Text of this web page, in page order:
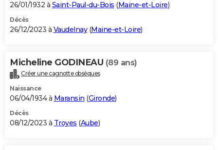
26/01/1932 à Saint-Paul-du-Bois (Maine-et-Loire)
Décès
26/12/2023 à Vaudelnay(Maine-et-Loire)
Micheline GODINEAU (89 ans)
Créer une cagnotte obsèques
Naissance
06/04/1934 à Maransin (Gironde)
Décès
08/12/2023 à Troyes (Aube)